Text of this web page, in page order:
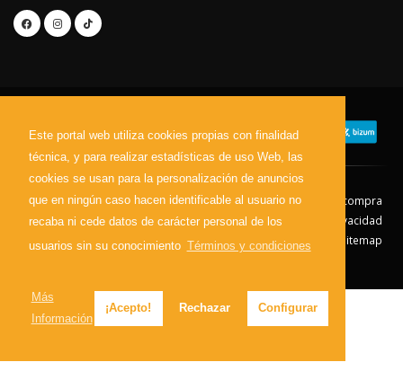
Este portal web utiliza cookies propias con finalidad
técnica, y para realizar estadísticas de uso Web, las
cookies se usan para la personalización de anuncios
que en ningún caso hacen identificable al usuario no
recaba ni cede datos de carácter personal de los
usuarios sin su conocimiento Términos y condiciones
Más
Información
¡Acepto! Rechazar Configurar
Contacto Aviso Legal
Condiciones de compra
Política de envíos
Política de devolución
Política de Privacidad
Política de Cookies
Sitemap